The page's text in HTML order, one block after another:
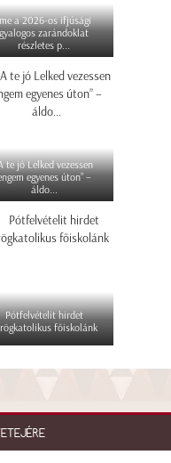
a 2026-os ifjúsági
gyalogos zarándoklat
részletes p...
te jó Lelked vezessen
egyenes úton” –
áldo...
Pótfelvételit hirdet
főiskolánk